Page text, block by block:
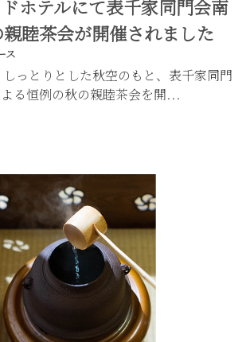
ホテルにて表千家同門会南
睦茶会が開催されました
ス
っとりとした秋空のもと、表千家同門
る恒例の秋の親睦茶会を開...